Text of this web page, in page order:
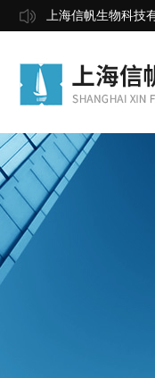
上海信帆生物科技